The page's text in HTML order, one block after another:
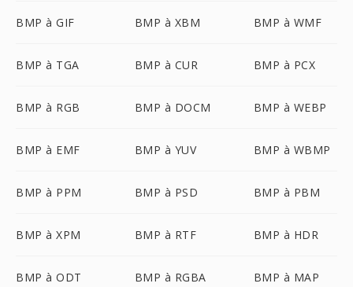
BMP à GIF BMP à XBM BMP à WMF
BMP à TGA BMP à CUR BMP à PCX
BMP à RGB BMP à DOCM BMP à WEBP
BMP à EMF BMP à YUV BMP à WBMP
BMP à PPM BMP à PSD BMP à PBM
BMP à XPM BMP à RTF BMP à HDR
BMP à ODT BMP à RGBA BMP à MAP